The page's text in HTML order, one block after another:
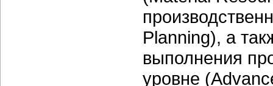
Planning), а
выполнения
уровне